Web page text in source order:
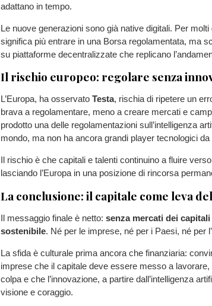
adattano in tempo.
Le nuove generazioni sono già native digitali. Per
significa più entrare in una Borsa regolamentata, ma
su piattaforme decentralizzate che replicano
Il rischio europeo: regolare senza
L’Europa, ha osservato Testa, rischia di ripetere un
brava a regolamentare, meno a creare mercati e
prodotto una delle regolamentazioni sull’intelligenza
mondo, ma non ha ancora grandi player tecnologici da
Il rischio è che capitali e talenti continuino a fluire
lasciando l’Europa in una posizione di rincorsa
La conclusione: il capitale come leva
Il messaggio finale è netto: senza mercati dei
sostenibile. Né per le imprese, né per i Paesi, né per
La sfida è culturale prima ancora che finanziaria:
imprese che il capitale deve essere messo a
colpa e che l’innovazione, a partire dall’intelligenza
visione e coraggio.